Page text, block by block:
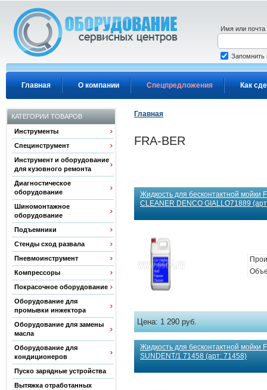
Главная О компании Спецпредложения Как
Имя или почта
Запомнить
КАТЕГОРИИ ТОВАРОВ
Инструменты
Специнструмент
Инструмент и оборудование
для кузовного ремонта
Диагностическое
оборудование
Шиномонтажное
оборудование
Подъемники
Стенды сход развала
Пневмоинструмент
Компрессоры
Покрасочное оборудование
Оборудование для
промывки инжектора
Оборудование для замены
масла
Оборудование для
кондиционеров
Пуско зарядные устройства
Вытяжка отработанных
Главная
FRA-BER
Жидкость для бесконтактной мойки
CLEANER DENCO GIALLO71889
Цена:1 290 руб.
Жидкость для бесконтактной мойки
SUNDENT/1 71458 (арт: 71458)